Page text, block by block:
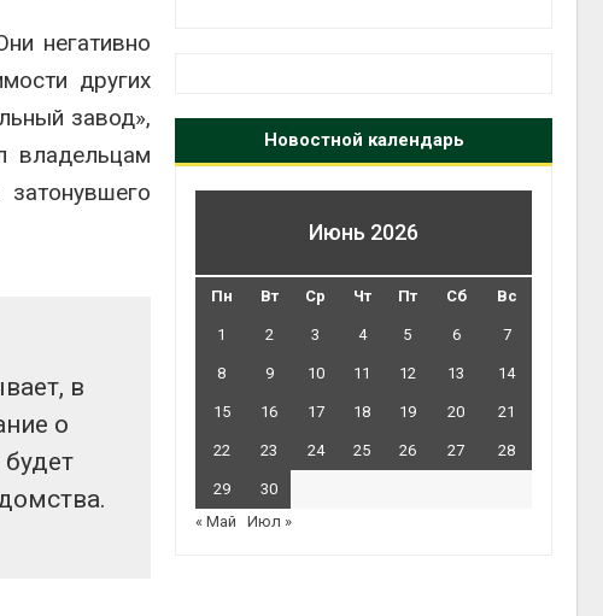
негативно
других
завод»,
владельцам
в
о
Новостной календарь
Июнь 2026
Пн Вт Ср Чт Пт Сб Вс
1 2 3 4 5 6 7
8 9 10 11 12 13 14
15 16 17 18 19 20 21
22 23 24 25 26 27 28
29
30
« Май
Июл »